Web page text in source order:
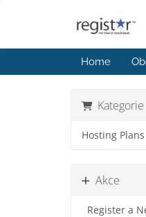
Home
Kategorie
Hosting Plans
Akce
Register a